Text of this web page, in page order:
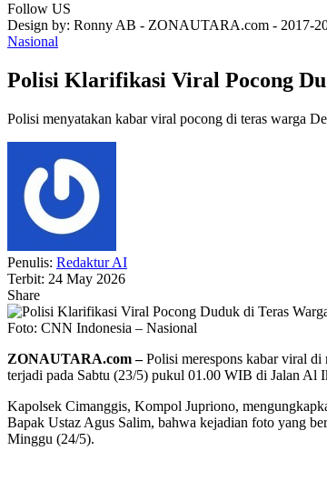
Follow US
Design by: Ronny AB - ZONAUTARA.com - 2017-
Nasional
Polisi Klarifikasi Viral Pocong
Polisi menyatakan kabar viral pocong di teras warga
Penulis: Redaktur AI
Terbit: 24 May 2026
Share
Foto: CNN Indonesia – Nasional
ZONAUTARA.com –Polisi merespons kabar viral di
terjadi pada Sabtu (23/5) pukul 01.00 WIB di Jalan Al
Kapolsek Cimanggis, Kompol Jupriono,
Bapak Ustaz Agus Salim, bahwa kejadian foto yang
Minggu (24/5).